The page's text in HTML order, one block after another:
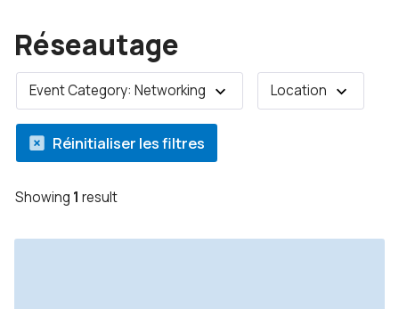
Réseautage
Event Category: Networking Location
Réinitialiser les filtres
Showing 1 result